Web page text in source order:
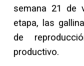
semana 21 de
etapa, las
de
productivo.